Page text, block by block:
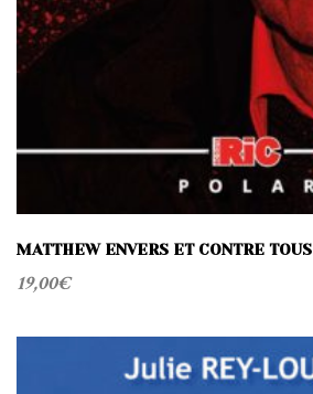
MATTHEW ENVERS ET CONTRE TOUS
19,00€